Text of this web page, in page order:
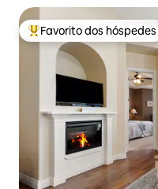
Favoritos dos hóspedes
Favorito dos hóspedes